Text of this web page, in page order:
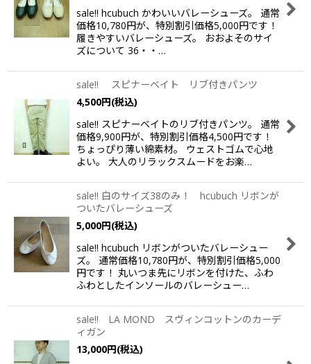
sale!! hcubuch かわいいバレーシューズ。 通常
価格10,780円が、特別割引価格5,000円です！
履きやすいバレーシューズ。 おおよそのサイ
ズについて 36・・…
sale!! スピナーベイト リブ付きパンツ
4,500円(税込)
sale!! スピナーベイトのリブ付きパンツ。 通常
価格9,900円が、特別割引価格4,500円です！
ちょっぴり薄い綿素材。 ウェストゴムで心地
よい。 大人のリラックスムードをお楽…
sale!! 白のサイズ38のみ！ hcubuch リボンが
ついたバレーシューズ
5,000円(税込)
sale!! hcubuch リボンがついたバレーシュー
ズ。 通常価格10,780円が、特別割引価格5,000
円です！ 丸いつま先にリボンを付けた、ふわ
ふわとしたインソールのバレーシュー…
sale!! LA MOND スヴィンコットンのカーデ
ィガン
13,000円(税込)